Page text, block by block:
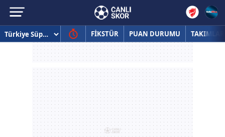
FİKSTÜR PUAN DURUMU TAKIMLAR